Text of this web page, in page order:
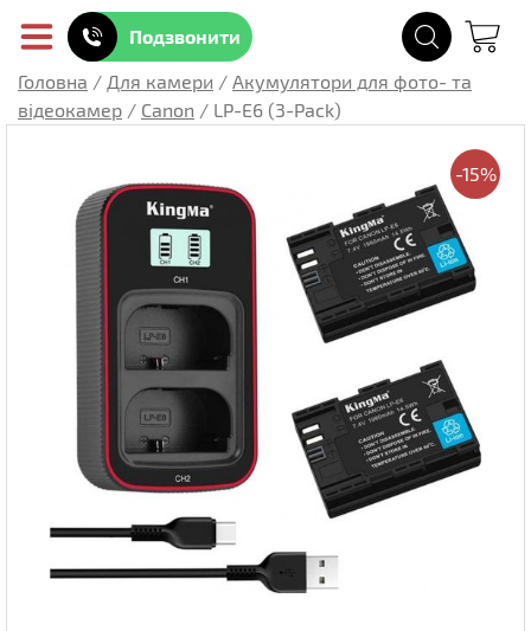
Подзвонити
Головна / Для камери / Акумулятори для фото- та
відеокамер / Canon / LP-E6 (3-Pack)
-15%